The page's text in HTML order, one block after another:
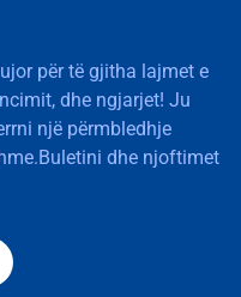
për të gjitha lajmet e
dhe ngjarjet! Ju
një përmbledhje
dhe njoftimet